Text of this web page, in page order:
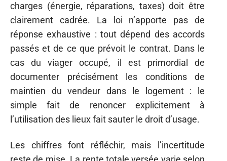
charges (énergie, réparations, taxes) doit être
clairement cadrée. La loi n’apporte pas de
réponse exhaustive : tout dépend des accords
passés et de ce que prévoit le contrat. Dans le
cas du viager occupé, il est primordial de
documenter précisément les conditions de
maintien du vendeur dans le logement : le
simple fait de renoncer explicitement à
l’utilisation des lieux fait sauter le droit d’usage.
Les chiffres font réfléchir, mais l’incertitude